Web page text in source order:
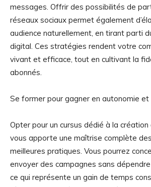
messages. Offrir des possibilités de
réseaux sociaux permet également
audience naturellement, en tirant parti
digital. Ces stratégies rendent votre
vivant et efficace, tout en cultivant la
abonnés.
Se former pour gagner en autonomie
Opter pour un cursus dédié à la
vous apporte une maîtrise complète
meilleures pratiques. Vous pourrez
envoyer des campagnes sans dépendre
ce qui représente un gain de temps